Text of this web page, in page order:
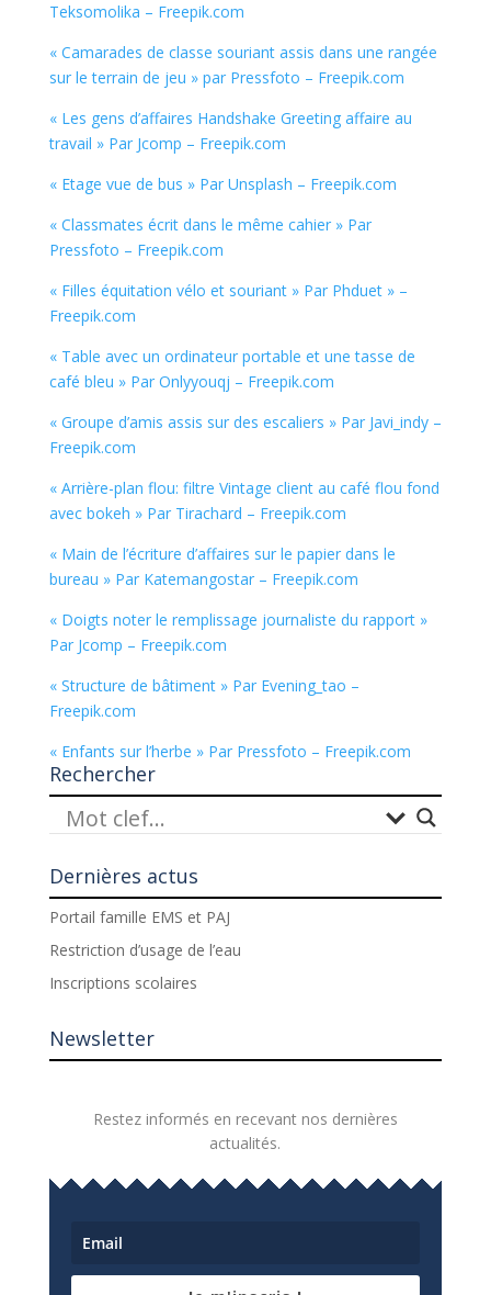
Teksomolika – Freepik.com
« Camarades de classe souriant assis dans une rangée
sur le terrain de jeu » par Pressfoto – Freepik.com
« Les gens d’affaires Handshake Greeting affaire au
travail » Par Jcomp – Freepik.com
« Etage vue de bus » Par Unsplash – Freepik.com
« Classmates écrit dans le même cahier » Par
Pressfoto – Freepik.com
« Filles équitation vélo et souriant » Par Phduet » –
Freepik.com
« Table avec un ordinateur portable et une tasse de
café bleu » Par Onlyyouqj – Freepik.com
« Groupe d’amis assis sur des escaliers » Par Javi_indy –
Freepik.com
« Arrière-plan flou: filtre Vintage client au café flou fond
avec bokeh » Par Tirachard – Freepik.com
« Main de l’écriture d’affaires sur le papier dans le
bureau » Par Katemangostar – Freepik.com
« Doigts noter le remplissage journaliste du rapport »
Par Jcomp – Freepik.com
« Structure de bâtiment » Par Evening_tao –
Freepik.com
« Enfants sur l’herbe » Par Pressfoto – Freepik.com
Rechercher
Dernières actus
Portail famille EMS et PAJ
Restriction d’usage de l’eau
Inscriptions scolaires
Newsletter
Restez informés en recevant nos dernières
actualités.